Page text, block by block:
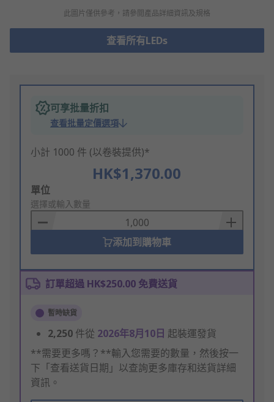
此圖片僅供參考，請參閲產品詳細資訊及規格
查看所有LEDs
可享批量折扣
查看批量定價選項
小計 1000 件 (以卷裝提供)*
HK$1,370.00
Add
to
Basket
單位
選擇或輸入數量
添加到購物車
訂單超過 HK$250.00 免費送貨
暫時缺貨
2,250 件從 2026年8月10日 起裝運發貨
**需要更多嗎？**輸入您需要的數量，然後按一
下「查看送貨日期」以查詢更多庫存和送貨詳細
資訊。